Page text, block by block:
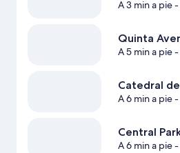
A 3 min a pie-
Quinta
A 5 min a pie-
Catedral
A 6 min a pie-
Central
A 6 min a pie-